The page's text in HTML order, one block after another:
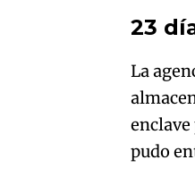
23
La
pudo